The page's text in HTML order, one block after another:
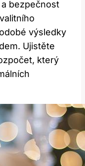
bezpečnost
výsledky
Ujistěte
který